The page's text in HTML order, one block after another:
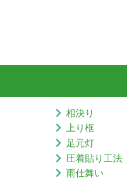
相決り
上り框
足元灯
圧着貼り工法
雨仕舞い